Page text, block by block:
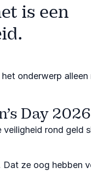
is een
onderwerp
Day 2026
rond geld
ze oog hebben